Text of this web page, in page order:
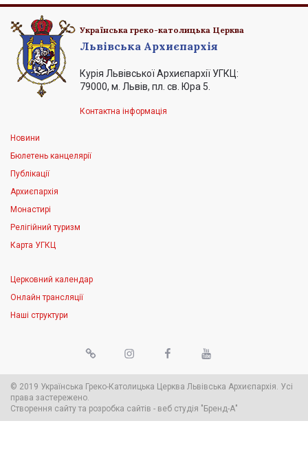
Українська греко-католицька Церква
Львівська Архиєпархія
Курія Львівської Архиєпархії УГКЦ:
79000, м. Львів, пл. св. Юра 5.
Контактна інформація
Новини
Бюлетень канцелярії
Публікації
Архиєпархія
Монастирі
Релігійний туризм
Карта УГКЦ
Церковний календар
Онлайн трансляції
Наші структури
© 2019 Українська Греко-Католицька Церква Львівська Архиєпархія. Усі
права застережено.
Створення сайту та розробка сайтів - веб студія "Бренд-А"